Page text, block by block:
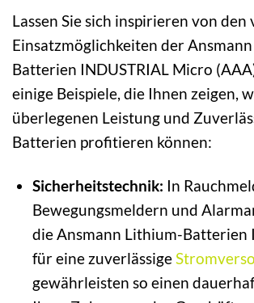
Lassen Sie sich inspirieren von
Einsatzmöglichkeiten der
Batterien INDUSTRIAL Micro
einige Beispiele, die Ihnen zeigen,
überlegenen Leistung und
Batterien profitieren können:
Sicherheitstechnik: In
Bewegungsmeldern und
die Ansmann Lithium-Batterien
für eine zuverlässige
gewährleisten so einen